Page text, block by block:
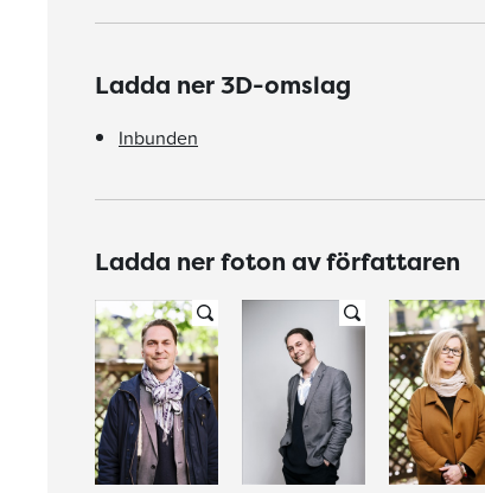
Ladda ner 3D-omslag
Inbunden
Ladda ner foton av författaren